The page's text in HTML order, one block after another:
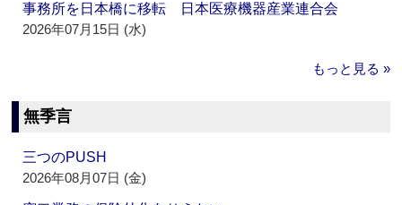
事務所を日本橋に移転 日本医療機器産業連合会
2026年07月15日 (水)
もっと見る »
無季言
三つのPUSH
2026年08月07日 (金)